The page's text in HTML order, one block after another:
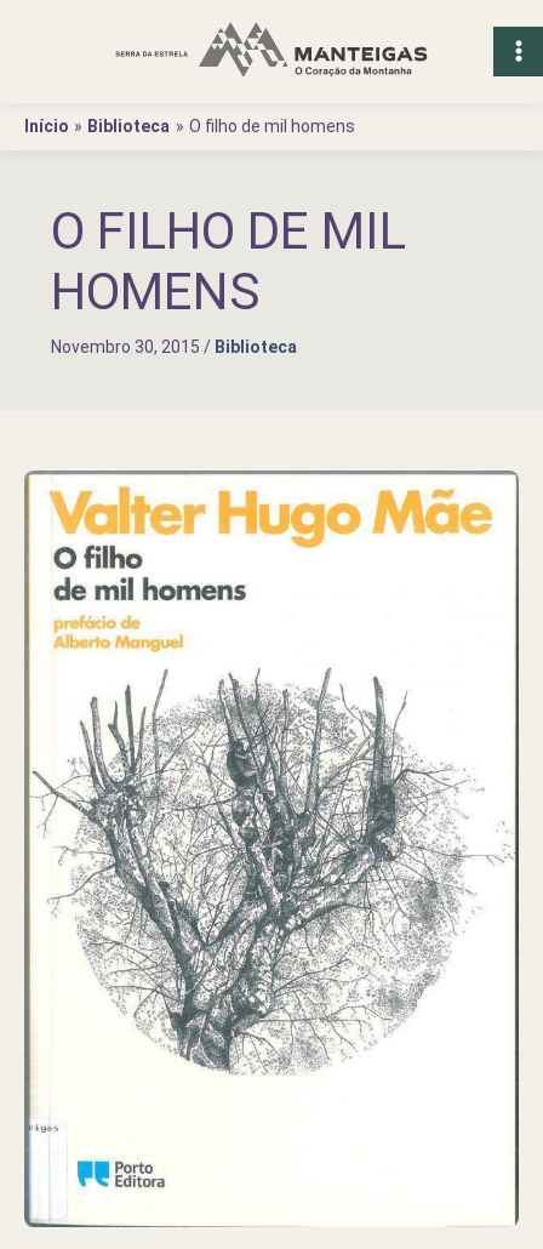
Início
Biblioteca O filho de mil homens
O FILHO DE MIL
HOMENS
Novembro 30, 2015 / Biblioteca